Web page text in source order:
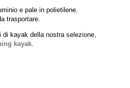
e pale in polietilene.
trasportare.
kayak della nostra selezione,
kayak